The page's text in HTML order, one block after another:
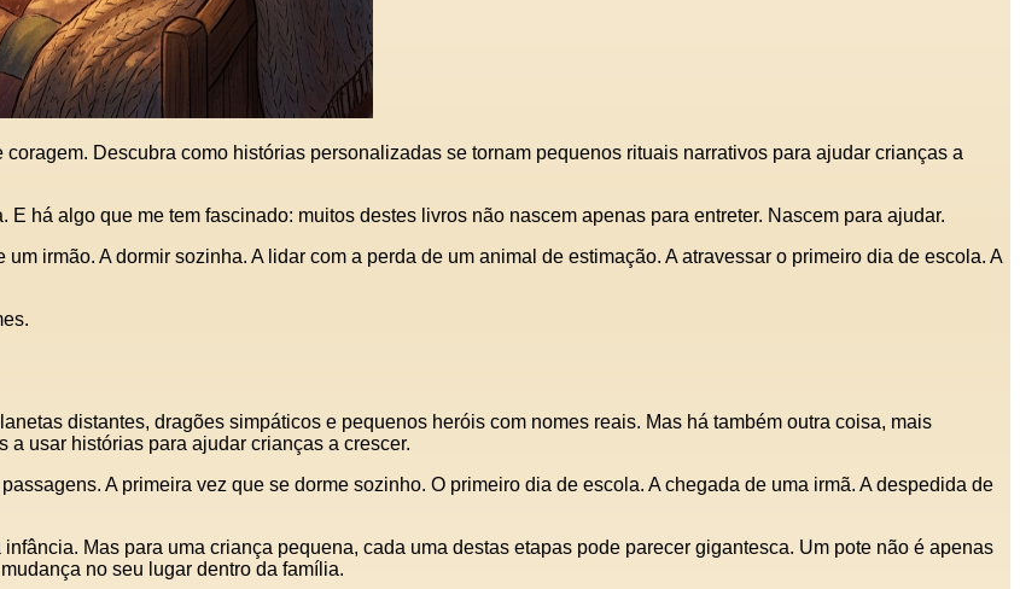
Descubra como histórias personalizadas se tornam pequenos rituais narrativos para ajudar crianças a
há algo que me tem fascinado: muitos destes livros não nascem apenas para entreter. Nascem para ajudar.
irmão. A dormir sozinha. A lidar com a perda de um animal de estimação. A atravessar o primeiro dia de escola. A
distantes, dragões simpáticos e pequenos heróis com nomes reais. Mas há também outra coisa, mais
usar histórias para ajudar crianças a crescer.
A primeira vez que se dorme sozinho. O primeiro dia de escola. A chegada de uma irmã. A despedida de
Mas para uma criança pequena, cada uma destas etapas pode parecer gigantesca. Um pote não é apenas
no seu lugar dentro da família.